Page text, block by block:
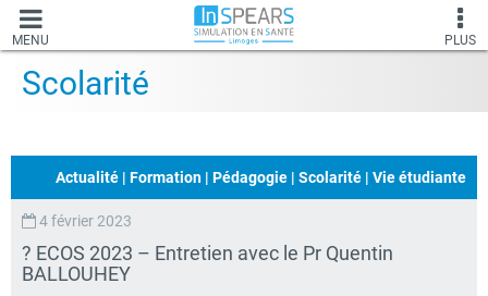
MENU PLUS
Scolarité
Actualité | Formation | Pédagogie | Scolarité | Vie étudiante
4 février 2023
? ECOS 2023 – Entretien avec le Pr Quentin
BALLOUHEY